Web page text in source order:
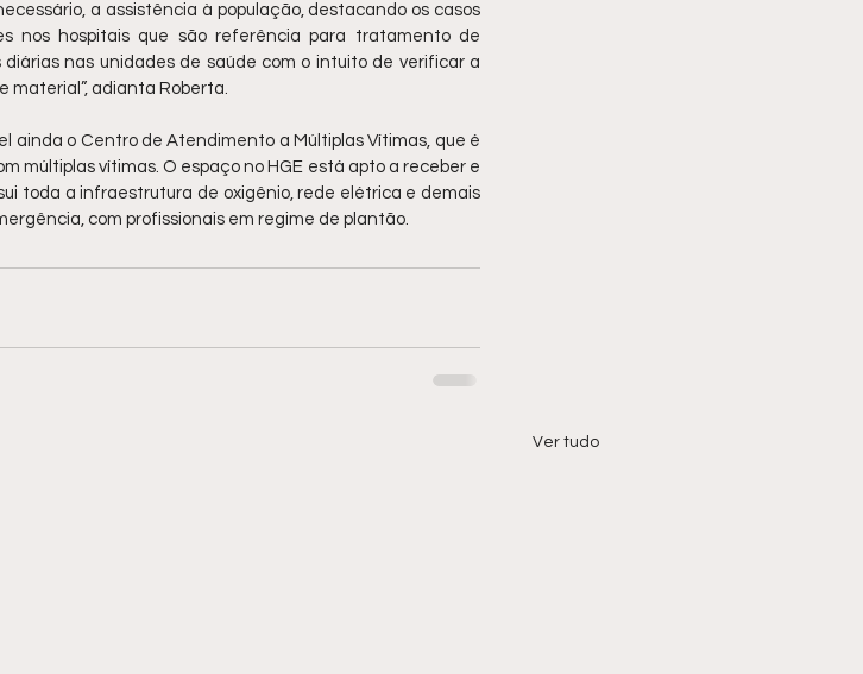
a assistência à população, destacando os casos
nos hospitais que são referência para tratamento de
nas unidades de saúde com o intuito de verificar a
material”, adianta Roberta.
ainda o Centro de Atendimento a Múltiplas Vítimas, que é
múltiplas vítimas. O espaço no HGE está apto a receber e
toda a infraestrutura de oxigênio, rede elétrica e demais
com profissionais em regime de plantão.
Ver tudo